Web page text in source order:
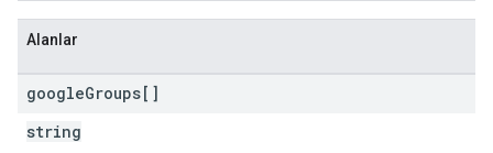
Alanlar
googleGroups[]
string